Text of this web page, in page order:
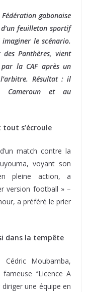
gabonaise
feuilleton sportif
le scénario.
Panthères, vient
la CAF après un
Résultat : il
Cameroun et au
s’écroule
match contre la
voyant son
pleine action, a
version football » –
a préféré le prier
dans la tempête
Cédric Moubamba,
‘’Licence A
diriger une équipe en